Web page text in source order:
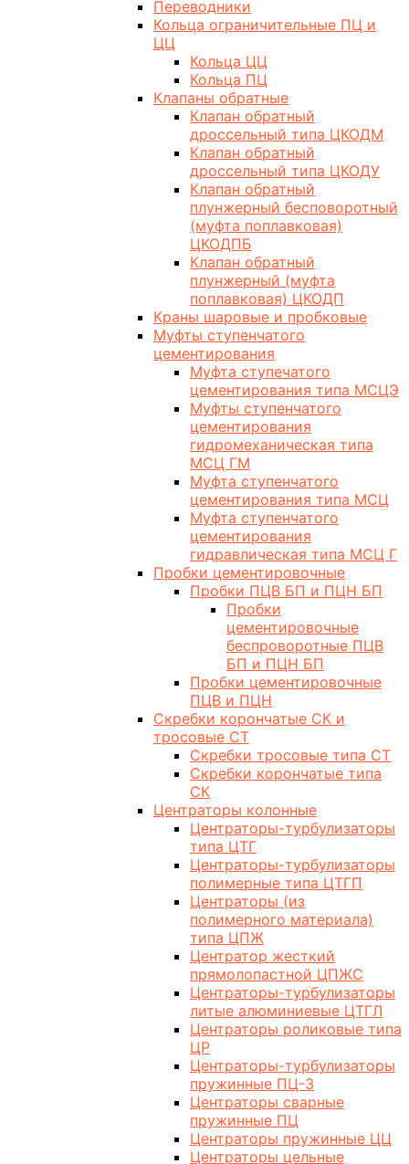
Переводники
Кольца ограничительные ПЦ и
ЦЦ
Кольца ЦЦ
Кольца ПЦ
Клапаны обратные
Клапан обратный
дроссельный типа ЦКОДМ
Клапан обратный
дроссельный типа ЦКОДУ
Клапан обратный
плунжерный бесповоротный
(муфта поплавковая)
ЦКОДПБ
Клапан обратный
плунжерный (муфта
поплавковая) ЦКОДП
Краны шаровые и пробковые
Муфты ступенчатого
цементирования
Муфта ступечатого
цементирования типа МСЦЭ
Муфты ступенчатого
цементирования
гидромеханическая типа
МСЦ ГМ
Муфта ступенчатого
цементирования типа МСЦ
Муфта ступенчатого
цементирования
гидравлическая типа МСЦ Г
Пробки цементировочные
Пробки ПЦВ БП и ПЦН БП
Пробки
цементировочные
беспроворотные ПЦВ
БП и ПЦН БП
Пробки цементировочные
ПЦВ и ПЦН
Скребки корончатые СК и
тросовые СТ
Скребки тросовые типа СТ
Скребки корончатые типа
СК
Центраторы колонные
Центраторы-турбулизаторы
типа ЦТГ
Центраторы-турбулизаторы
полимерные типа ЦТГП
Центраторы (из
полимерного материала)
типа ЦПЖ
Центратор жесткий
прямолопастной ЦПЖС
Центраторы-турбулизаторы
литые алюминиевые ЦТГЛ
Центраторы роликовые типа
ЦР
Центраторы-турбулизаторы
пружинные ПЦ-3
Центраторы сварные
пружинные ПЦ
Центраторы пружинные ЦЦ
Центраторы цельные